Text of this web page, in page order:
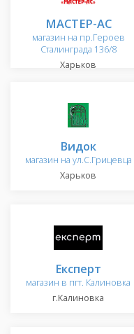
МАСТЕР-АС
магазин на пр.Героев
Сталинграда 136/8
Харьков
Видок
магазин на ул.С.Грицевца
Харьков
Експерт
магазин в пгт. Калиновка
г.Калиновка